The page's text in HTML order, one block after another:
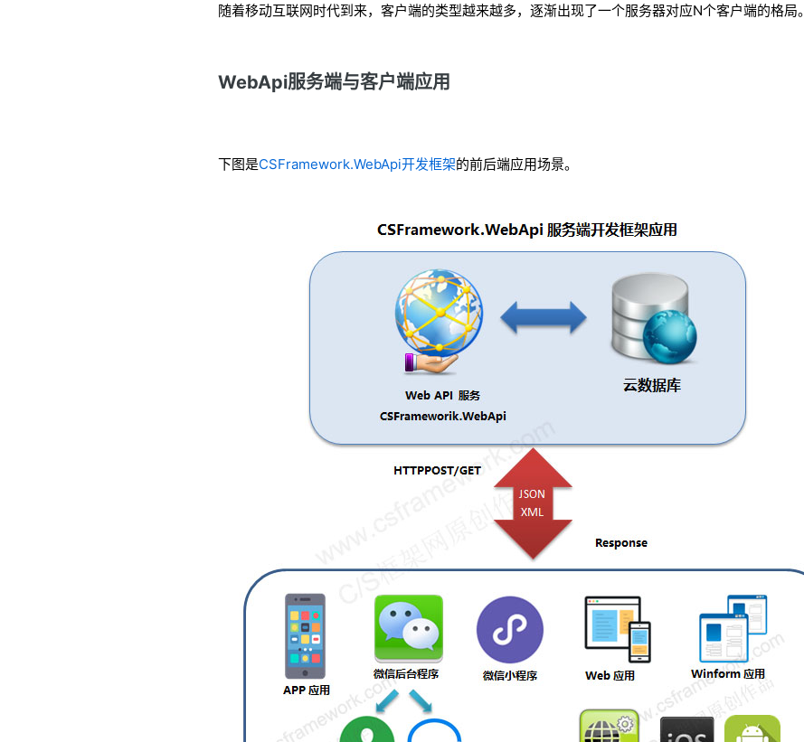
随着移动互联网时代到来，客户端的类型越来越多，逐渐出现了一个服务器对应N个客户端的格局。
WebApi服务端与客户端应用
下图是CSFramework.WebApi开发框架的前后端应用场景。